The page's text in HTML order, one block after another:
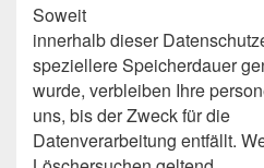
Soweit
innerhalb dieser
speziellere Speicherdauer
wurde, verbleiben Ihre
uns, bis der Zweck für die
Datenverarbeitung entfällt.